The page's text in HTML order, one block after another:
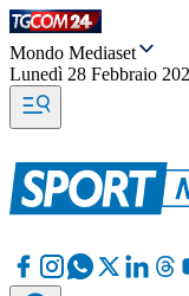
Mondo Mediaset
Lunedì 28 Febbraio